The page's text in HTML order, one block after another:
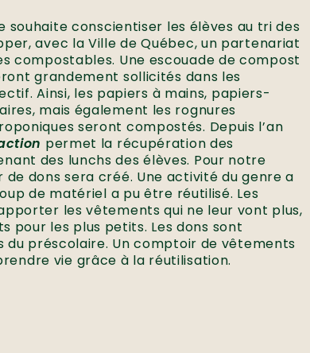
souhaite conscientiser les élèves au tri des
avec la Ville de Québec, un partenariat
compostables. Une escouade de compost
grandement sollicités dans les
Ainsi, les papiers à mains, papiers-
mais également les rognures
seront compostés. Depuis l’an
permet la récupération des
des lunchs des élèves. Pour notre
dons sera créé. Une activité du genre a
de matériel a pu être réutilisé. Les
les vêtements qui ne leur vont plus,
pour les plus petits. Les dons sont
du préscolaire. Un comptoir de vêtements
vie grâce à la réutilisation.